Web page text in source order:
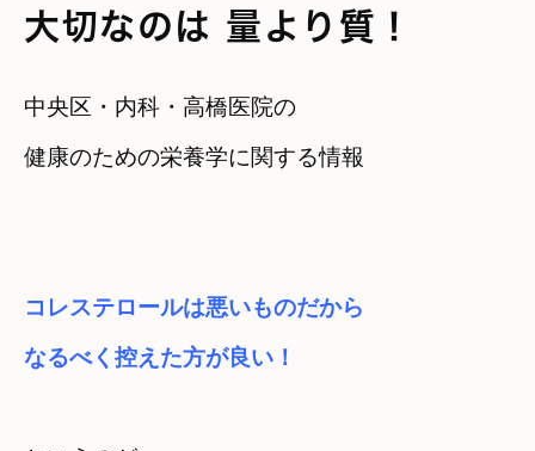
大切なのは 量より質！
中央区・内科・高橋医院の
健康のための栄養学に関する情報
コレステロールは悪いものだから
なるべく控えた方が良い！